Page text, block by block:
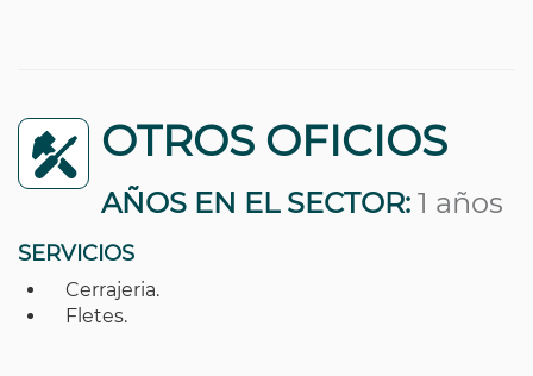
OTROS OFICIOS
AÑOS EN EL SECTOR: 1 años
SERVICIOS
Cerrajeria.
Fletes.